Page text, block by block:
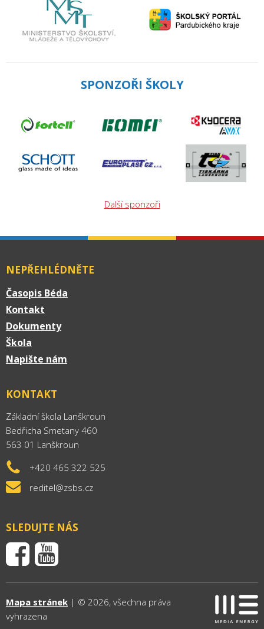
SPONZOŘI ŠKOLY
Další sponzoři
NEPŘEHLÉDNĚTE
Časopis Béda
Kontakt
Dokumenty
Škola
Napište nám
KONTAKT
Základní škola Lanškroun
Bedřicha Smetany 460
563 01 Lanškroun
+420 465 322 525
reditel@zsbs.cz
SLEDUJTE NÁS
Mapa stránek | © 2026, všechna práva
vyhrazena